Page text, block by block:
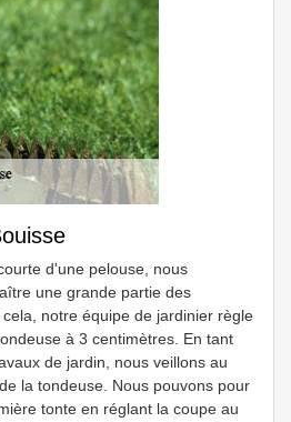
d'une pelouse, nous
une grande partie des
notre équipe de jardinier règle
à 3 centimètres. En tant
de jardin, nous veillons au
la tondeuse. Nous pouvons pour
tonte en réglant la coupe au